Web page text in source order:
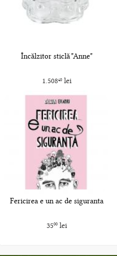
Încălzitor sticlă "Anne"
1.50840lei
Fericirea e un ac de siguranta
3500lei